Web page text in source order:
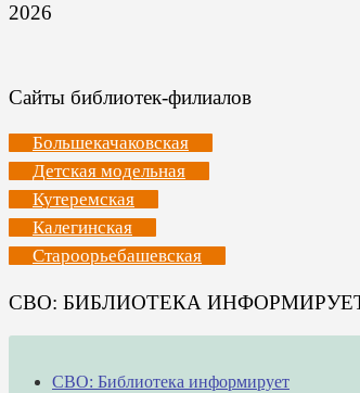
2026
Сайты библиотек-филиалов
Большекачаковская
Детская модельная
Кутеремская
Калегинская
Староорьебашевская
СВО: БИБЛИОТЕКА
СВО: Библиотека информирует